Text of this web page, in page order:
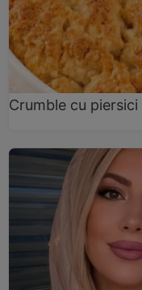
Crumble cu piersici